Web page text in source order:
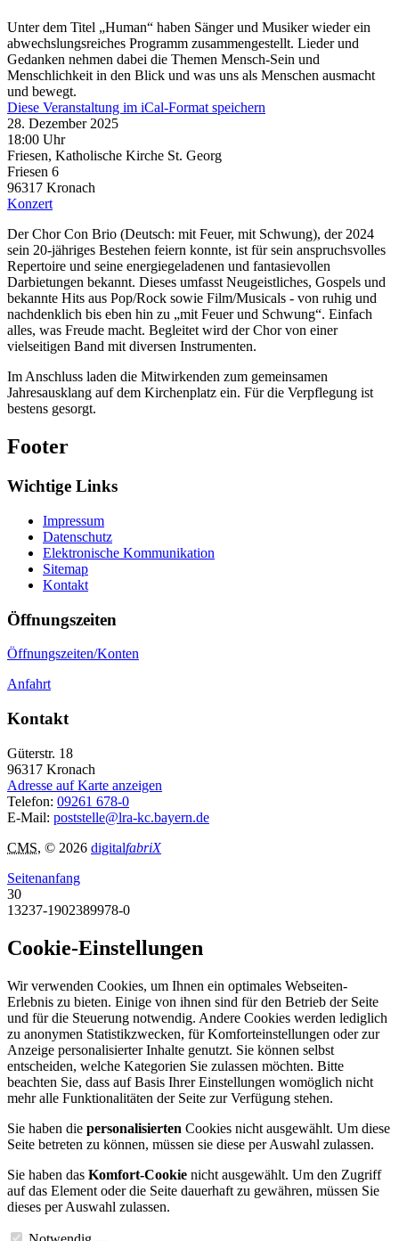
Unter dem Titel „Human“ haben Sänger und Musiker wieder ein
abwechslungsreiches Programm zusammengestellt. Lieder und
Gedanken nehmen dabei die Themen Mensch-Sein und
Menschlichkeit in den Blick und was uns als Menschen ausmacht
und bewegt.
Diese Veranstaltung im iCal-Format speichern
28. Dezember 2025
18:00 Uhr
Friesen, Katholische Kirche St. Georg
Friesen 6
96317 Kronach
Konzert
Der Chor Con Brio (Deutsch: mit Feuer, mit Schwung), der 2024
sein 20-jähriges Bestehen feiern konnte, ist für sein anspruchsvolles
Repertoire und seine energiegeladenen und fantasievollen
Darbietungen bekannt. Dieses umfasst Neugeistliches, Gospels und
bekannte Hits aus Pop/Rock sowie Film/Musicals - von ruhig und
nachdenklich bis eben hin zu „mit Feuer und Schwung“. Einfach
alles, was Freude macht. Begleitet wird der Chor von einer
vielseitigen Band mit diversen Instrumenten.
Im Anschluss laden die Mitwirkenden zum gemeinsamen
Jahresausklang auf dem Kirchenplatz ein. Für die Verpflegung ist
bestens gesorgt.
Footer
Wichtige Links
Impressum
Datenschutz
Elektronische Kommunikation
Sitemap
Kontakt
Öffnungszeiten
Öffnungszeiten/Konten
Anfahrt
Kontakt
Güterstr. 18
96317 Kronach
Adresse auf Karte anzeigen
Telefon: 09261 678-0
E-Mail: poststelle@lra-kc.bayern.de
CMS, © 2026 digitalfabriX
Seitenanfang
30
13237-1902389978-0
Cookie-Einstellungen
Wir verwenden Cookies, um Ihnen ein optimales Webseiten-
Erlebnis zu bieten. Einige von ihnen sind für den Betrieb der Seite
und für die Steuerung notwendig. Andere Cookies werden lediglich
zu anonymen Statistikzwecken, für Komforteinstellungen oder zur
Anzeige personalisierter Inhalte genutzt. Sie können selbst
entscheiden, welche Kategorien Sie zulassen möchten. Bitte
beachten Sie, dass auf Basis Ihrer Einstellungen womöglich nicht
mehr alle Funktionalitäten der Seite zur Verfügung stehen.
Sie haben die personalisierten Cookies nicht ausgewählt. Um diese
Seite betreten zu können, müssen sie diese per Auswahl zulassen.
Sie haben das Komfort-Cookie nicht ausgewählt. Um den Zugriff
auf das Element oder die Seite dauerhaft zu gewähren, müssen Sie
dieses per Auswahl zulassen.